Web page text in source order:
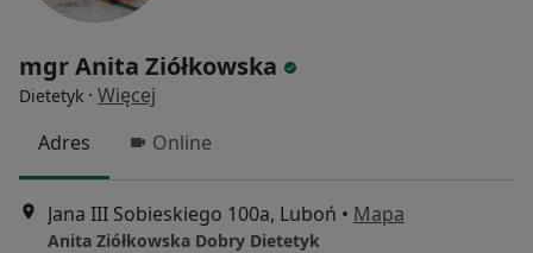
mgr Anita Ziółkowska
Dietetyk · Więcej
Adres
Online
Jana III Sobieskiego 100a, Luboń • Mapa
Anita Ziółkowska Dobry Dietetyk